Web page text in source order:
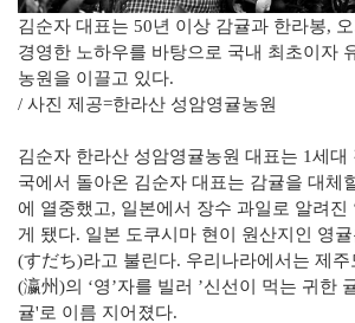
김순자 대표는 50년 이상 감귤과 한라봉,
경영한 노하우를 바탕으로 국내 최초이자
농원을 이끌고 있다.
/ 사진 제공=한라산 성암영귤농원
김순자 한라산 성암영귤농원 대표는 1세대
국에서 돌아온 김순자 대표는 감귤을 대체
에 열중했고, 일본에서 장수 과일로 알려진
게 됐다. 일본 도쿠시마 현이 원산지인 영
(すだち)라고 불린다. 우리나라에서는 제
(瀛州)의 ‘영’자를 빌러 ’신선이 먹는 귀한
귤'로 이름 지어졌다.